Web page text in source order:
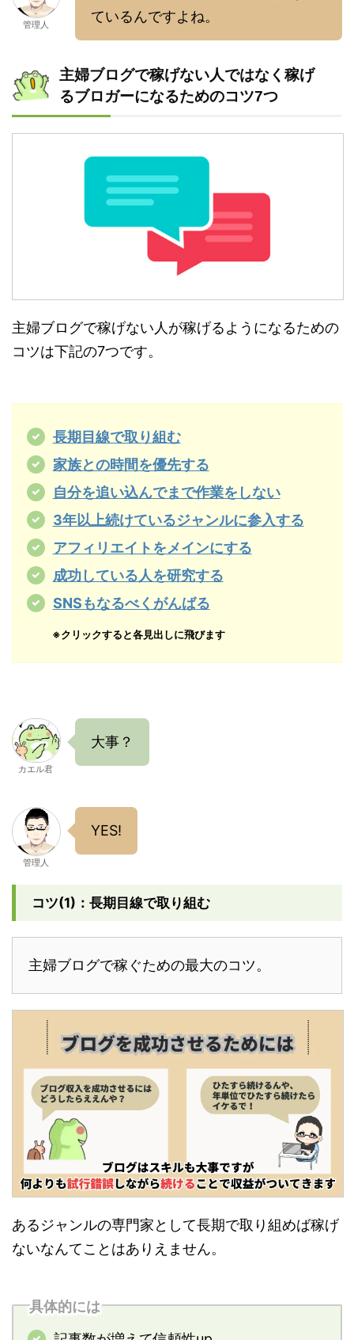
管理人
ているんですよね。
主婦ブログで稼げない人ではなく稼げ
るブロガーになるためのコツ7つ
主婦ブログで稼げない人が稼げるようになるための
コツは下記の7つです。
長期目線で取り組む
家族との時間を優先する
自分を追い込んでまで作業をしない
3年以上続けているジャンルに参入する
アフィリエイトをメインにする
成功している人を研究する
SNSもなるべくがんばる
※クリックすると各見出しに飛びます
カエル君
大事？
管理人
YES!
コツ(1)：長期目線で取り組む
主婦ブログで稼ぐための最大のコツ。
あるジャンルの専門家として長期で取り組めば稼げ
ないなんてことはありえません。
具体的には